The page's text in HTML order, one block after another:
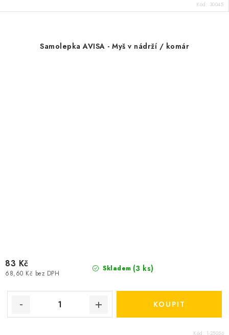
Kód: 30045
Samolepka AVISA - Myš v nádrží / komár
Skladem (3 ks)
68,60 Kč bez DPH
83 Kč
Kód: 1-25056